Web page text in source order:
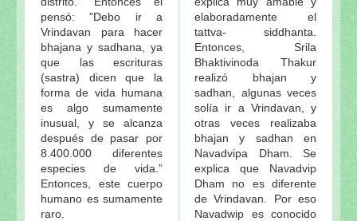
pensó: "Debo ir a
Vrindavan para hacer
bhajana y sadhana, ya
que las escrituras
(sastra) dicen que la
forma de vida humana
es algo sumamente
inusual, y se alcanza
después de pasar por
8.400.000 diferentes
especies de vida.”
Entonces, este cuerpo
humano es sumamente
raro.
elaboradamente el
tattva- siddhanta.
Entonces, Srila
Bhaktivinoda Thakur
realizó bhajan y
sadhan, algunas veces
solía ir a Vrindavan, y
otras veces realizaba
bhajan y sadhan en
Navadvipa Dham. Se
explica que Navadvip
Dham no es diferente
de Vrindavan. Por eso
Navadwip es conocido